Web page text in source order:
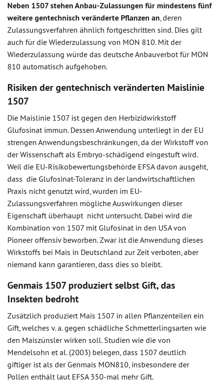
Neben 1507 stehen Anbau-Zulassungen für mindestens fünf
weitere gentechnisch veränderte Pflanzen an, deren
Zulassungsverfahren ähnlich fortgeschritten sind. Dies gilt
auch für die Wiederzulassung von MON 810. Mit der
Wiederzulassung würde das deutsche Anbauverbot für MON
810 automatisch aufgehoben.
Risiken der gentechnisch veränderten Maislinie
1507
Die Maislinie 1507 ist gegen den Herbizidwirkstoff
Glufosinat immun. Dessen Anwendung unterliegt in der EU
strengen Anwendungsbeschränkungen, da der Wirkstoff von
der Wissenschaft als Embryo-schädigend eingestuft wird.
Weil die EU-Risikobewertungsbehörde EFSA davon ausgeht,
dass die Glufosinat-Toleranz in der landwirtschaftlichen
Praxis nicht genutzt wird, wurden im EU-
Zulassungsverfahren mögliche Auswirkungen dieser
Eigenschaft überhaupt nicht untersucht. Dabei wird die
Kombination von 1507 mit Glufosinat in den USA von
Pioneer offensiv beworben. Zwar ist die Anwendung dieses
Wirkstoffs bei Mais in Deutschland zur Zeit verboten, aber
niemand kann garantieren, dass dies so bleibt.
Genmais 1507 produziert selbst Gift, das
Insekten bedroht
Zusätzlich produziert Mais 1507 in allen Pflanzenteilen ein
Gift, welches v. a. gegen schädliche Schmetterlingsarten wie
den Maiszünsler wirken soll. Studien wie die von
Mendelsohn et al. (2003) belegen, dass 1507 deutlich
giftiger ist als der Genmais MON810, insbesondere der
Pollen enthält laut EFSA 350-mal mehr Gift.